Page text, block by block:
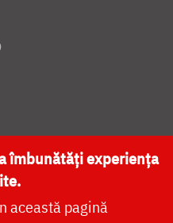
NAȚIONALĂ
îmbunătăți experiența
această pagină